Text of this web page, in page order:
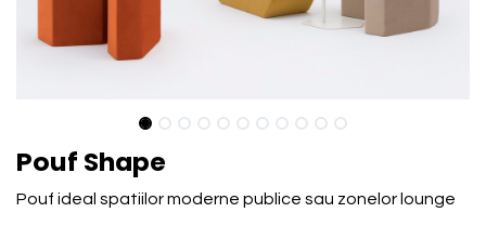
Pouf Shape
Pouf ideal spatiilor moderne publice sau zonelor lounge